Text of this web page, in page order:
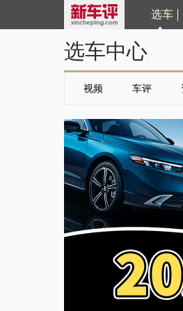
选车
选车中心
视频 车评